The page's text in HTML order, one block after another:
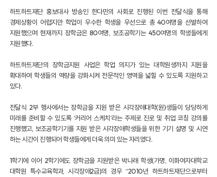
하트하트재단 홍보대사 방송인 한다민의 사회로 진행된 이번 전달식을 통해
경제상황이 어렵지만 학업이 우수한 학생을 우선으로 총 40여명을 선발하여
지원했으며 현재까지 장학금은 80여명, 보조공학기는 450여명의 학생들에게
지원했다.
하트하트재단의 장학금지원 사업은 학업 의지가 있는 대학원생까지 지원을
확대하여 학생들의 역량을 강화시켜 전문적인 영역을 넓힐 수 있도록 지원하고
있다.
전달식 2부 행사에서는 장학금을 지원 받은 시각장애대학(원)생들이 당당하게
미래를 준비할 수 있도록 ‘커리어 스케치’라는 주제로 진로 및 취업 코칭 강의를
진행했고, 보조공학기기를 지원 받은 시각장애학생들을 위한 기기 설명 및 시연
하는 시간이 진행되어 학생들에게 더욱 의미 있는 자리였다.
1학기에 이어 2학기에도 장학금을 지원받은 박나래 학생(가명, 이화여자대학교
대학원 특수교육학과, 시각장애2급)의 경우 “2010년 하트하트재단으로부터